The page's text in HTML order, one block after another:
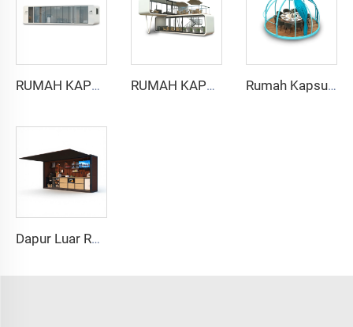
RUMAH KAPSUL KABIN APPLE - Seri Cyspace A12 RUMAH KAPSUL KABIN APPLE - Seri Dua Lantai Rumah Kapsul PC Star Room
Dapur Luar Ruangan CYSPACE